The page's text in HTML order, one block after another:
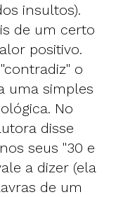
insultos).
de um certo
positivo.
o
uma simples
No
disse
seus "30 e
a dizer (ela
de um